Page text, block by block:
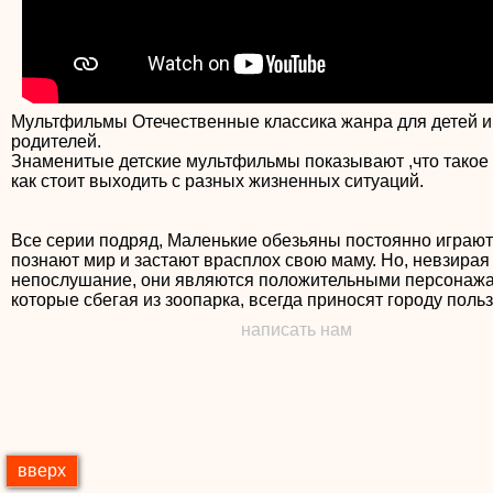
Мультфильмы Отечественные классика жанра для детей
родителей.
Знаменитые детские мультфильмы показывают ,что
как стоит выходить с разных жизненных ситуаций.
Все серии подряд, Маленькие обезьяны постоянно
познают мир и застают врасплох свою маму. Но, невзирая
непослушание, они являются положительными
которые сбегая из зоопарка, всегда приносят городу
написать нам
вверх